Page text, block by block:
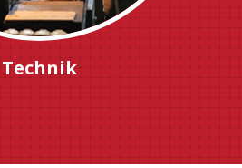
Technik